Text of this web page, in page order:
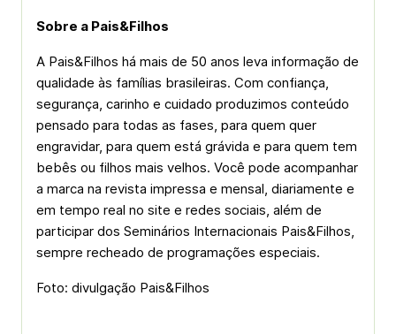
Sobre a Pais&Filhos
A Pais&Filhos há mais de 50 anos leva informação de
qualidade às famílias brasileiras. Com confiança,
segurança, carinho e cuidado produzimos conteúdo
pensado para todas as fases, para quem quer
engravidar, para quem está grávida e para quem tem
bebês ou filhos mais velhos. Você pode acompanhar
a marca na revista impressa e mensal, diariamente e
em tempo real no site e redes sociais, além de
participar dos Seminários Internacionais Pais&Filhos,
sempre recheado de programações especiais.
Foto: divulgação Pais&Filhos